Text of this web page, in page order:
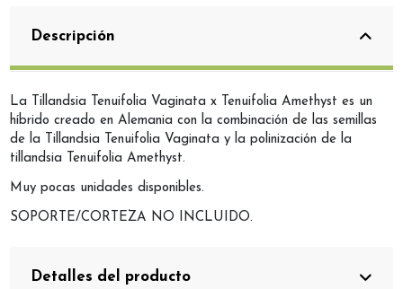
Descripción
La Tillandsia Tenuifolia Vaginata x Tenuifolia Amethyst es un
híbrido creado en Alemania con la combinación de las semillas
de la Tillandsia Tenuifolia Vaginata y la polinización de la
tillandsia Tenuifolia Amethyst.
Muy pocas unidades disponibles.
SOPORTE/CORTEZA NO INCLUIDO.
Detalles del producto